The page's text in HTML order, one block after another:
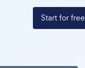
Start for free